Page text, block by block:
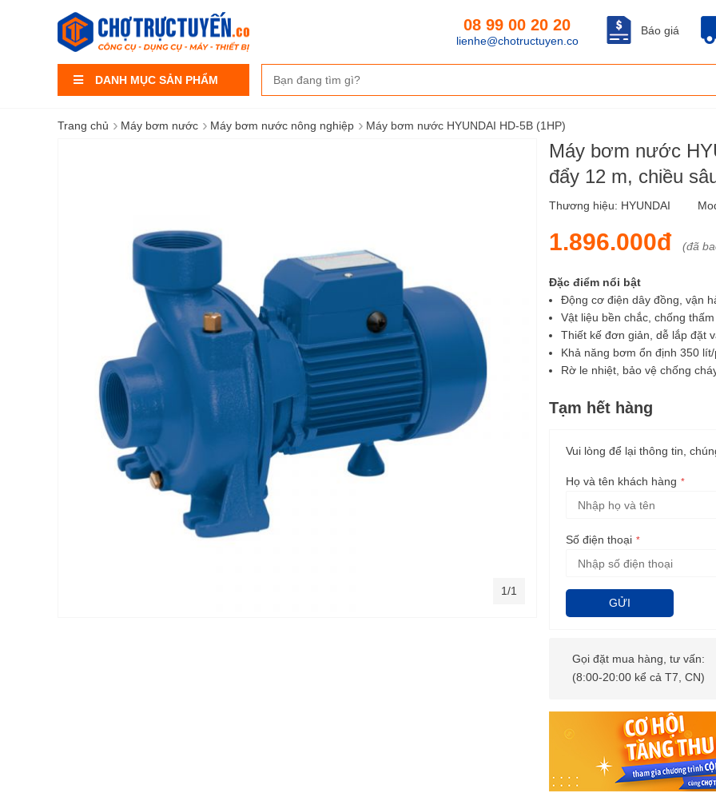
DANH MỤC SẢN PHẨM
Báo giá
08 99 00 20 20
lienhe@chotructuyen.co
Trang chủ › Máy bơm nước › Máy bơm nước nông nghiệp › Máy bơm nước HYUNDAI HD-5B (1HP)
Máy bơm nước
đẩy 12 m, chiều
Thương hiệu: HYUNDAI
1.896.000đ (đã
Đặc điểm nổi bật
Động cơ điện dây đồng, vận
Vật liệu bền chắc, chống
Thiết kế đơn giản, dễ lắp đặt
Khả năng bơm ổn định 350
Rờ le nhiệt, bảo vệ chống
Tạm hết hàng
Vui lòng để lại thông tin,
Họ và tên khách hàng
Số điện thoại
GỬI
Gọi đặt mua hàng, tư vấn:
(8:00-20:00 kể cả T7, CN)
1/1